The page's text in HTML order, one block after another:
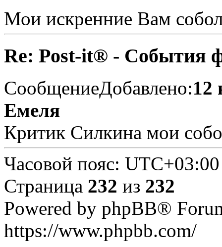
Мои искренние Вам
Re: Post-it® - События
СообщениеДобавлено:12
Емеля
Критик Силкина мои
Часовой пояс: UTC+03:00
Страница 232 из 232
Powered by phpBB®
https://www.phpbb.com/